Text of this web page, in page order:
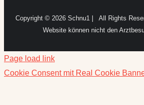
Copyright © 2026 Schnu1 | All Rights
Website können nicht den
Page load link
Cookie Consent mit Real Cookie